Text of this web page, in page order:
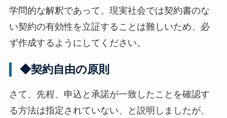
学問的な解釈であって、現実社会では契約書のな
い契約の有効性を立証することは難しいため、必
ず作成するようにしてください。
◆契約自由の原則
さて、先程、申込と承諾が一致したことを確認す
る方法は指定されていない、と説明しましたが、